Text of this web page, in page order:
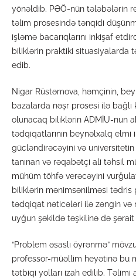
yönəldib. PƏÖ-nün tələbələrin
təlim prosesində tənqidi
işləmə bacarıqlarını inkişaf
biliklərin praktiki situasiyalarda
edib.
Nigar Rüstəmova, həmçinin,
bazalarda nəşr prosesi ilə
olunacaq biliklərin ADMİU-nun
tədqiqatlarının beynəlxalq elmi
gücləndirəcəyini və
tanınan və rəqabətçi ali təhsil
mühüm töhfə verəcəyini
biliklərin mənimsənilməsi tədris
tədqiqat nəticələri ilə zəngin və
uyğun şəkildə təşkilinə də şərait
“Problem əsaslı öyrənmə”
professor-müəllim heyətinə bu
tətbiqi yolları izah edilib. Təlimi